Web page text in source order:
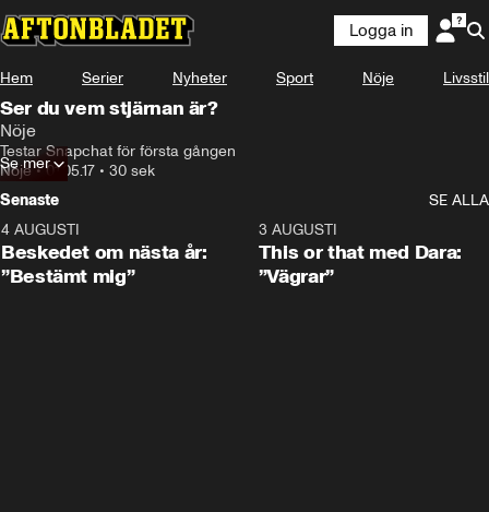
Logga in
Hem Serier Nyheter Sport Nöje Livsstil
Ser du vem stjärnan är?
Nöje
Testar Snapchat för första gången
Nöje•01.05.17 • 30 sek
Se mer
Senaste
SE ALLA
4 AUGUSTI
Beskedet om nästa år:
”Bestämt mig”
3 AUGUSTI
This or that med Dara:
”Vägrar”